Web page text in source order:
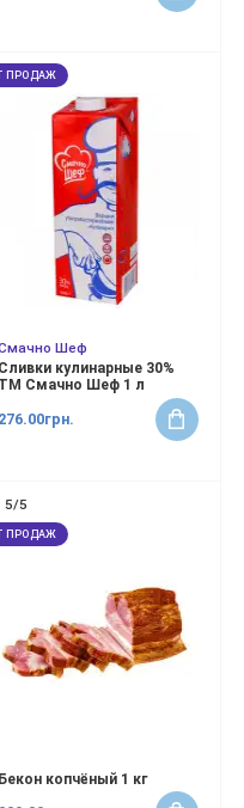
ПРОДАЖ
Шеф
Сливки кулинарные 30%
ТМ Смачно Шеф 1 л
276.00грн.
5/5
ПРОДАЖ
Бекон копчёный 1 кг